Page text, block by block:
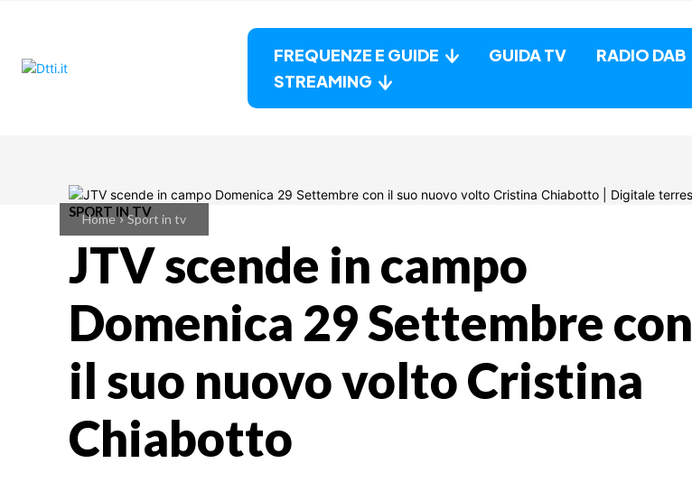
FREQUENZE E GUIDE GUIDA TV RADIO DAB
STREAMING
Home Sport in tv
SPORT IN TV
JTV scende in campo
Domenica 29 Settembre con
il suo nuovo volto Cristina
Chiabotto